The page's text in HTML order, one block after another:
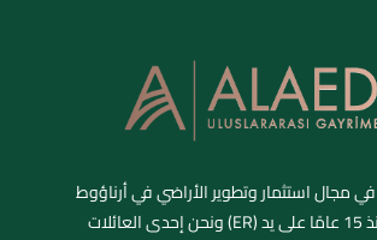
مجال استثمار وتطوير الأراضي في أرناؤوط
كوي، تأسسنا منذ 15 عامًا على يد (ER) ونحن إحدى العائلات